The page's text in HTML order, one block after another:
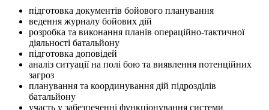
підготовка документів бойового планування
ведення журналу бойових дій
розробка та виконання планів операційно-тактичної
діяльності батальйону
підготовка доповідей
аналіз ситуації на полі бою та виявлення потенційних
загроз
планування та координування дій підрозділів
батальйону
участь у забезпеченні функціонування системи